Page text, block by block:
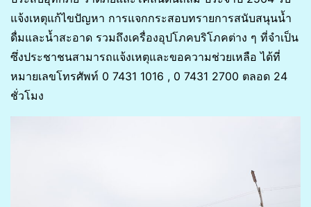
แจ้งเหตุแก้ไขปัญหา การแจกกระสอบทรายการสนับสนุนน้ำ
ดื่มและน้ำสะอาด รวมถึงเครื่องอุปโภคบริโภคต่าง ๆ ที่จำเป็น
ซึ่งประชาชนสามารถแจ้งเหตุและขอความช่วยเหลือ ได้ที่
หมายเลขโทรศัพท์ 0 7431 1016 , 0 7431 2700 ตลอด 24
ชั่วโมง